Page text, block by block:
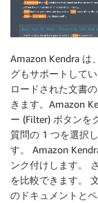
Amazon Kendra は
グもサポートして
ロードされた文書
きます。Amazon
ー (Filter) ボタンを
質問の 1 つを選択
す。 Amazon
ンク付けします。
を比較できます。
のドキュメントと